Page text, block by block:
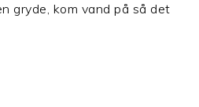
gryde, kom vand på så det